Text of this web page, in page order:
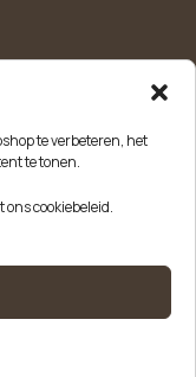
te verbeteren, het
te tonen.
ons cookiebeleid.
handige tips.
NL863646165B01